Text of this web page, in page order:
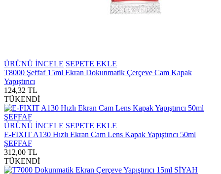
ÜRÜNÜ İNCELE SEPETE EKLE
T8000 Şeffaf 15ml Ekran Dokunmatik Çerçeve Cam Kapak
Yapıştırıcı
124,32 TL
TÜKENDİ
ÜRÜNÜ İNCELE SEPETE EKLE
E-FIXIT A130 Hızlı Ekran Cam Lens Kapak Yapıştırıcı 50ml
ŞEFFAF
312,00 TL
TÜKENDİ